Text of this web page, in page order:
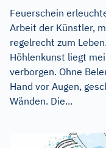
Feuerschein
Arbeit der Künstler,
regelrecht zum
Höhlenkunst liegt
verborgen. Ohne
Hand vor Augen,
Wänden. Die...